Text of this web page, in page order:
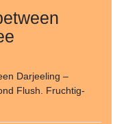
Darjeeling –
Flush. Fruchtig-